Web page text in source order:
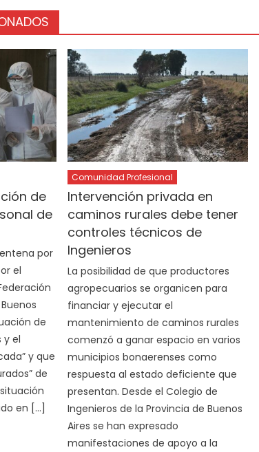
de
de
por
el
de
y el
y que
de
en […]
Comunidad Profesional
Intervención privada en
caminos rurales debe tener
controles técnicos de
Ingenieros
La posibilidad de que productores
agropecuarios se organicen para
financiar y ejecutar el
mantenimiento de caminos rurales
comenzó a ganar espacio en varios
municipios bonaerenses como
respuesta al estado deficiente que
presentan. Desde el Colegio de
Ingenieros de la Provincia de Buenos
Aires se han expresado
manifestaciones de apoyo a la